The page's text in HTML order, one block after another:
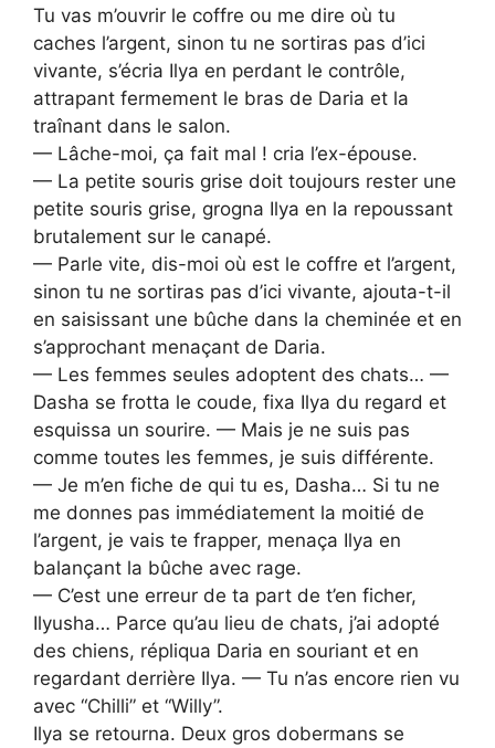
Tu vas m’ouvrir le coffre ou me dire où tu
caches l’argent, sinon tu ne sortiras pas d’ici
vivante, s’écria Ilya en perdant le contrôle,
attrapant fermement le bras de Daria et la
traînant dans le salon.
— Lâche-moi, ça fait mal ! cria l’ex-épouse.
— La petite souris grise doit toujours rester une
petite souris grise, grogna Ilya en la repoussant
brutalement sur le canapé.
— Parle vite, dis-moi où est le coffre et l’argent,
sinon tu ne sortiras pas d’ici vivante, ajouta-t-il
en saisissant une bûche dans la cheminée et en
s’approchant menaçant de Daria.
— Les femmes seules adoptent des chats… —
Dasha se frotta le coude, fixa Ilya du regard et
esquissa un sourire. — Mais je ne suis pas
comme toutes les femmes, je suis différente.
— Je m’en fiche de qui tu es, Dasha… Si tu ne
me donnes pas immédiatement la moitié de
l’argent, je vais te frapper, menaça Ilya en
balançant la bûche avec rage.
— C’est une erreur de ta part de t’en ficher,
Ilyusha… Parce qu’au lieu de chats, j’ai adopté
des chiens, répliqua Daria en souriant et en
regardant derrière Ilya. — Tu n’as encore rien vu
avec “Chilli” et “Willy”.
Ilya se retourna. Deux gros dobermans se